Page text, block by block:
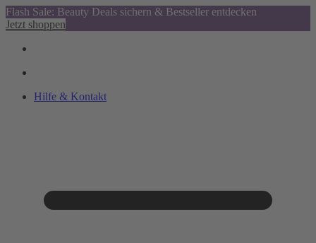
Flash Sale: Beauty Deals sichern & Bestseller entdecken
Jetzt shoppen
Hilfe & Kontakt